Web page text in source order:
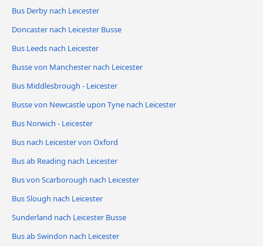
Bus Derby nach Leicester
Doncaster nach Leicester Busse
Bus Leeds nach Leicester
Busse von Manchester nach Leicester
Bus Middlesbrough - Leicester
Busse von Newcastle upon Tyne nach Leicester
Bus Norwich - Leicester
Bus nach Leicester von Oxford
Bus ab Reading nach Leicester
Bus von Scarborough nach Leicester
Bus Slough nach Leicester
Sunderland nach Leicester Busse
Bus ab Swindon nach Leicester